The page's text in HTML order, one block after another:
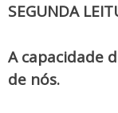
SEGUNDA
A capacidade
de nós.